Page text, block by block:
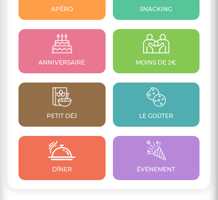
APÉRO SNACKING
ANNIVERSAIRE MOINS DE 2€
PETIT DÉJ LE GOÛTER
DÎNER ÉVÉNEMENT